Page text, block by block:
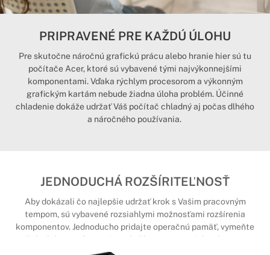
PRIPRAVENÉ PRE KAŽDÚ ÚLOHU
Pre skutočne náročnú grafickú prácu alebo hranie hier sú tu
počítače Acer, ktoré sú vybavené tými najvýkonnejšími
komponentami. Vďaka rýchlym procesorom a výkonným
grafickým kartám nebude žiadna úloha problém. Účinné
chladenie dokáže udržať Váš počítač chladný aj počas dlhého
a náročného používania.
JEDNODUCHÁ ROZŠÍRITEĽNOSŤ
Aby dokázali čo najlepšie udržať krok s Vašim pracovným
tempom, sú vybavené rozsiahlymi možnosťami rozšírenia
komponentov. Jednoducho pridajte operačnú pamäť, vymeňte
disk alebo osaďte počítač dedikovanou grafickou kartou.